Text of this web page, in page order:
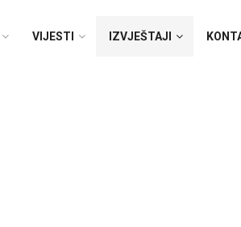
VIJESTI IZVJEŠTAJI